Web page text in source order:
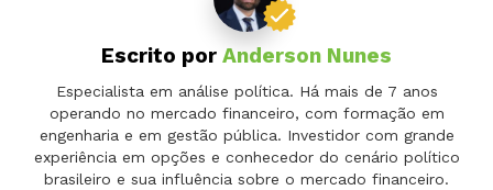
Escrito por Anderson Nunes
Especialista em análise política. Há mais de 7 anos
operando no mercado financeiro, com formação em
engenharia e em gestão pública. Investidor com grande
experiência em opções e conhecedor do cenário político
brasileiro e sua influência sobre o mercado financeiro.